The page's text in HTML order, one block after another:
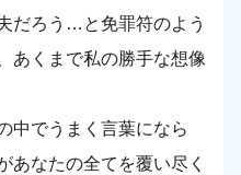
だろう…と免罪符のよう
あくまで私の勝手な想像
中でうまく言葉になら
あなたの全てを覆い尽く